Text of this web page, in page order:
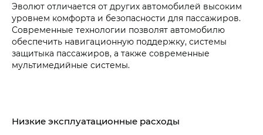
Эволют отличается от других автомобилей высоким
уровнем комфорта и безопасности для пассажиров.
Современные технологии позволят автомобилю
обеспечить навигационную поддержку, системы
защитыка пассажиров, а также современные
мультимедийные системы.
Низкие эксплуатационные расходы